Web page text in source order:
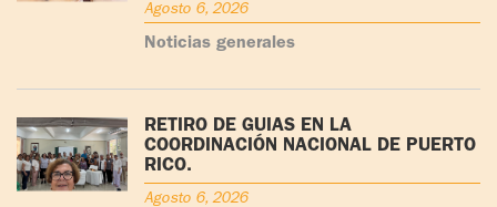
Agosto 6, 2026
Noticias generales
RETIRO DE GUÍAS EN LA
COORDINACIÓN NACIONAL DE PUERTO
RICO.
Agosto 6, 2026